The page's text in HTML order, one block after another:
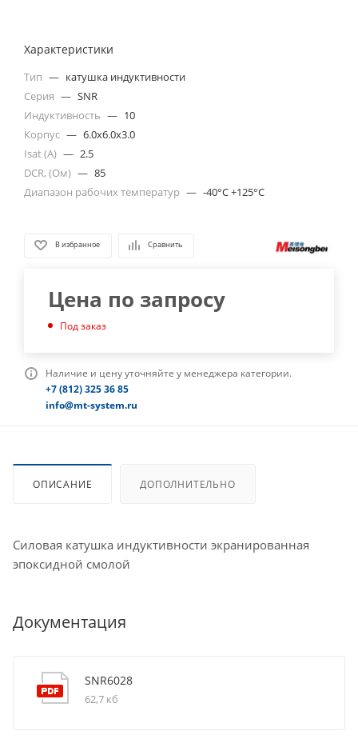
Характеристики
Тип — катушка индуктивности
Серия — SNR
Индуктивность — 10
Корпус — 6.0x6.0x3.0
Isat (A) — 2.5
DCR, (Ом) — 85
Диапазон рабочих температур — -40°C +125°C
В избранное Сравнить
Цена по запросу
Под заказ
Наличие и цену уточняйте у менеджера категории.
+7 (812) 325 36 85
info@mt-system.ru
ОПИСАНИЕ ДОПОЛНИТЕЛЬНО
Силовая катушка индуктивности экранированная
эпоксидной смолой
Документация
SNR6028
62,7 кб